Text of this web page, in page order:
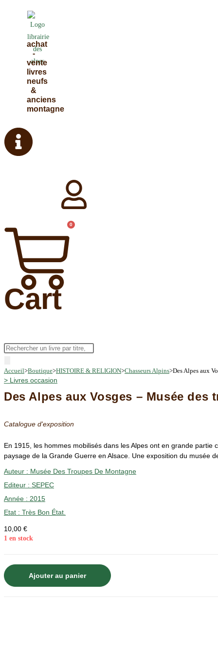
achat
-
vente
livres
neufs
&
anciens
montagne
0
Cart
Recherche
produits
Accueil>Boutique>HISTOIRE & RELIGION>Chasseurs Alpins>Des Alpes aux
> Livres occasion
Des Alpes aux Vosges – Musée des
Catalogue d'exposition
En 1915, les hommes mobilisés dans les Alpes ont en grande
paysage de la Grande Guerre en Alsace. Une exposition du musée
Auteur : Musée Des Troupes De Montagne
Editeur : SEPEC
Année : 2015
Etat : Très Bon État.
10,00 €
1 en stock
quantité
de
Ajouter au panier